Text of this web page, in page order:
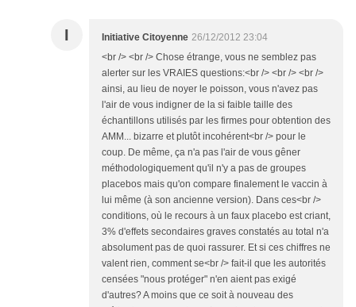
I Initiative Citoyenne 26/12/2012 23:04
<br /> <br /> Chose étrange, vous ne semblez pas
alerter sur les VRAIES questions:<br /> <br /> <br />
ainsi, au lieu de noyer le poisson, vous n'avez pas
l'air de vous indigner de la si faible taille des
échantillons utilisés par les firmes pour obtention des
AMM... bizarre et plutôt incohérent<br /> pour le
coup. De même, ça n'a pas l'air de vous gêner
méthodologiquement qu'il n'y a pas de groupes
placebos mais qu'on compare finalement le vaccin à
lui même (à son ancienne version). Dans ces<br />
conditions, où le recours à un faux placebo est criant,
3% d'effets secondaires graves constatés au total n'a
absolument pas de quoi rassurer. Et si ces chiffres ne
valent rien, comment se<br /> fait-il que les autorités
censées "nous protéger" n'en aient pas exigé
d'autres? A moins que ce soit à nouveau des